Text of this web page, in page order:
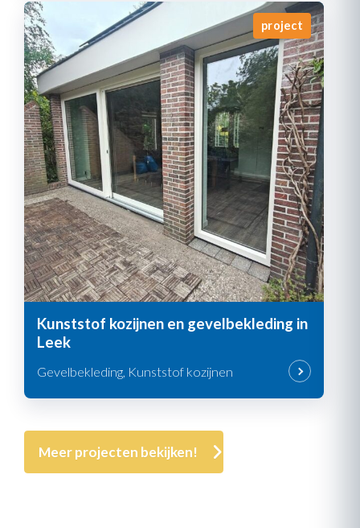
project
Kunststof kozijnen en gevelbekleding in
Leek
Gevelbekleding, Kunststof kozijnen
Meer projecten bekijken!